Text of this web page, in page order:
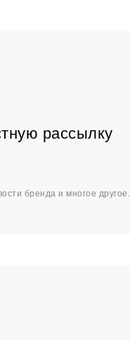
рассылку
бренда и многое другое.